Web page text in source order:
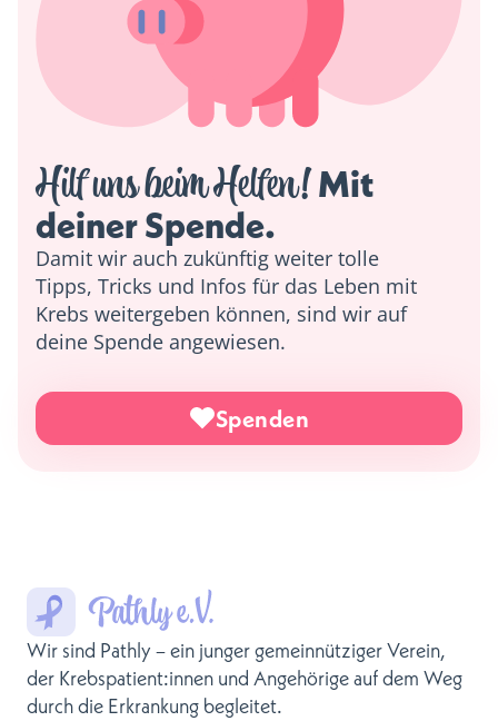
Hilf uns beim Helfen! Mit
deiner Spende.
Damit wir auch zukünftig weiter tolle
Tipps, Tricks und Infos für das Leben mit
Krebs weitergeben können, sind wir auf
deine Spende angewiesen.
Spenden
Wir sind Pathly – ein junger gemeinnütziger Verein,
der Krebspatient:innen und Angehörige auf dem Weg
durch die Erkrankung begleitet.